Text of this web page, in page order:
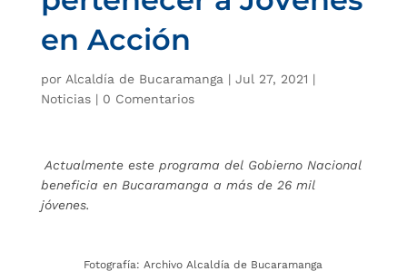
en Acción
por Alcaldía de Bucaramanga | Jul 27, 2021 |
Noticias| 0 Comentarios
Actualmente este programa del Gobierno Nacional
beneficia en Bucaramanga a más de 26 mil
jóvenes.
Fotografía: Archivo Alcaldía de Bucaramanga